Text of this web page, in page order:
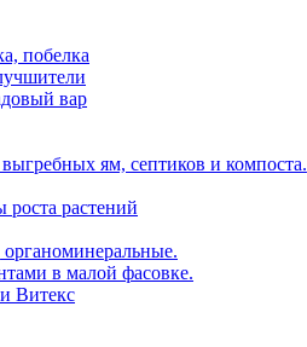
побелка
вар
ям, септиков и компоста.
роста растений
в малой фасовке.
Витекс